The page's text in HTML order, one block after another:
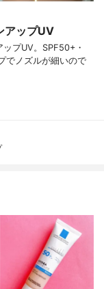
アップUV
プUV。SPF50+・
でノズルが細いので